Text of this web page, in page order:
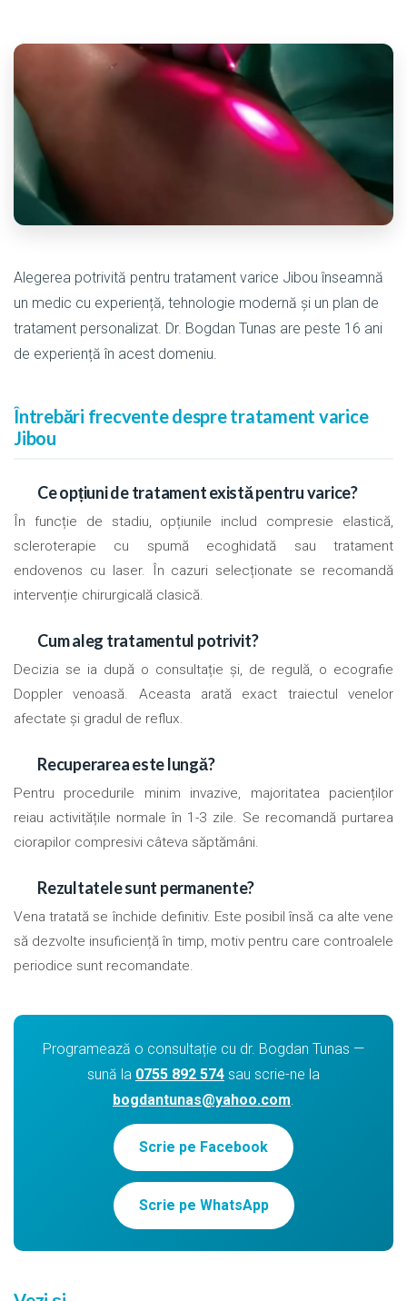
Alegerea potrivită pentru tratament varice Jibou înseamnă
un medic cu experiență, tehnologie modernă și un plan de
tratament personalizat. Dr. Bogdan Tunas are peste 16 ani
de experiență în acest domeniu.
Întrebări frecvente despre tratament varice
Jibou
Ce opțiuni de tratament există pentru varice?
În funcție de stadiu, opțiunile includ compresie elastică,
scleroterapie cu spumă ecoghidată sau tratament
endovenos cu laser. În cazuri selecționate se recomandă
intervenție chirurgicală clasică.
Cum aleg tratamentul potrivit?
Decizia se ia după o consultație și, de regulă, o ecografie
Doppler venoasă. Aceasta arată exact traiectul venelor
afectate și gradul de reflux.
Recuperarea este lungă?
Pentru procedurile minim invazive, majoritatea pacienților
reiau activitățile normale în 1-3 zile. Se recomandă purtarea
ciorapilor compresivi câteva săptămâni.
Rezultatele sunt permanente?
Vena tratată se închide definitiv. Este posibil însă ca alte vene
să dezvolte insuficiență în timp, motiv pentru care controalele
periodice sunt recomandate.
Programează o consultație cu dr. Bogdan Tunas —
sună la 0755 892 574 sau scrie-ne la
bogdantunas@yahoo.com.
Scrie pe Facebook
Scrie pe WhatsApp